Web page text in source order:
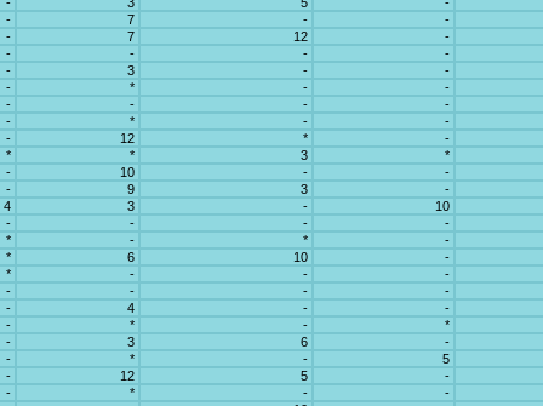
- 7 -
-
- 7 12
-
- - -
-
- 3 -
-
- * -
-
- - -
-
- * -
-
- 12 *
-
* * 3
*
- 10 -
-
- 9 3
-
4 3 -
10
- - -
-
* - *
-
* 6 10
-
* - -
-
- - -
-
- 4 -
-
- * -
*
- 3 6
-
- * -
5
- 12 5
-
- * -
-